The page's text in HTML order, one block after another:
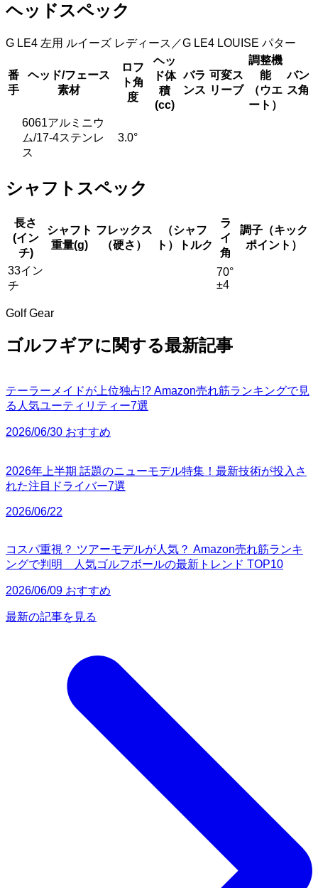
ヘッドスペック
G LE4 左用 ルイーズ レディース／G LE4 LOUISE パター
番
手
ヘッド/フェース
素材
ロフ
ト角
度
ヘッ
ド体
積
(cc)
バラ
ンス
可変ス
リーブ
調整機
能
（ウエ
ート）
バン
ス角
6061アルミニウ
ム/17-4ステンレ
ス
3.0°
シャフトスペック
長さ
(イン
チ)
シャフト
重量(g)
フレックス
（硬さ）
（シャフ
ト）トルク
ラ
イ
角
調子（キック
ポイント）
33イン
チ
70°
±4
Golf Gear
ゴルフギアに関する最新記事
テーラーメイドが上位独占!? Amazon売れ筋ランキングで見
る人気ユーティリティー7選
2026/06/30 おすすめ
2026年上半期 話題のニューモデル特集！最新技術が投入さ
れた注目ドライバー7選
2026/06/22
コスパ重視？ ツアーモデルが人気？ Amazon売れ筋ランキ
ングで判明 人気ゴルフボールの最新トレンド TOP10
2026/06/09 おすすめ
最新の記事を見る